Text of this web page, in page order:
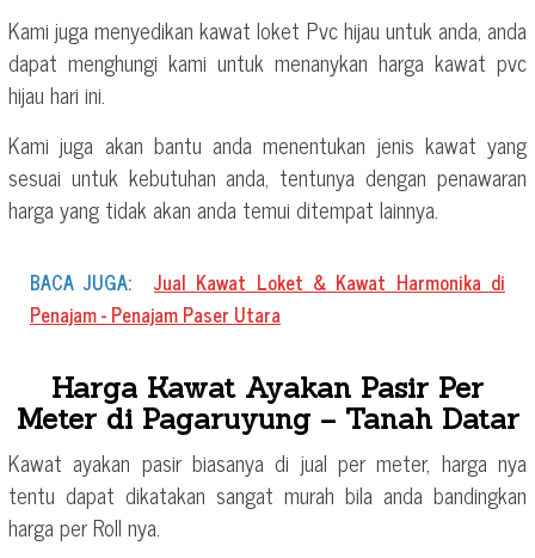
Kami juga menyedikan kawat loket Pvc hijau untuk anda, anda
dapat menghungi kami untuk menanykan harga kawat pvc
hijau hari ini.
Kami juga akan bantu anda menentukan jenis kawat yang
sesuai untuk kebutuhan anda, tentunya dengan penawaran
harga yang tidak akan anda temui ditempat lainnya.
BACA JUGA:
Jual Kawat Loket & Kawat Harmonika di
Penajam - Penajam Paser Utara
Harga Kawat Ayakan Pasir Per
Meter di Pagaruyung – Tanah Datar
Kawat ayakan pasir biasanya di jual per meter, harga nya
tentu dapat dikatakan sangat murah bila anda bandingkan
harga per Roll nya.